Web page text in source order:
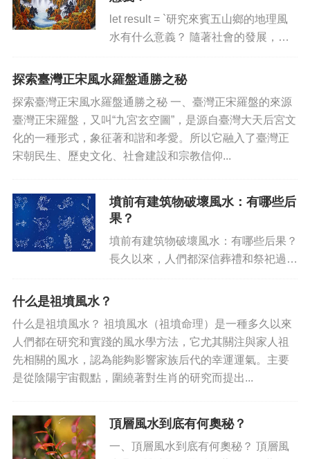
let result = `研究來賓五山鄉的地理風
水有什么意義？ 隨著社會的發展，人
影響，留下深遠的痕跡。而研究來賓五
來賓五山鄉是...
探索臺灣正宋風水羅盤通勝之秘
探索臺灣正宋風水羅盤通勝之秘 一、臺灣正宋羅盤的來源
臺灣正宋羅盤，又叫“九宮玄空圖”，是源自臺灣大天后宮文
化的一種形式，象征著和諧和孝愛。所以它融入了臺灣正
宋朝民生、歷史文化、社會建設和宗教信仰...
墳前有建筑物破壞風水：有哪些后
果？
墳前有建筑物破壞風水：有哪些后果？
長久以來，人們都深信葬禮和祭祀過程
風水。因此，破壞風水被當...
什么是祖墳風水？
什么是祖墳風水？ 祖墳風水（祖墳命理）是一種多久以來
人們都在研究和實踐的風水學方法，它尤其關注與家人祖
先相關的風水，認為能夠影響家族后代的幸運運氣。主要
是從陰陽宇宙觀點，圍繞著對生肖的研究而提出...
頂層風水到底有何奧秘？
一、頂層風水到底有何奧秘？ 頂層風